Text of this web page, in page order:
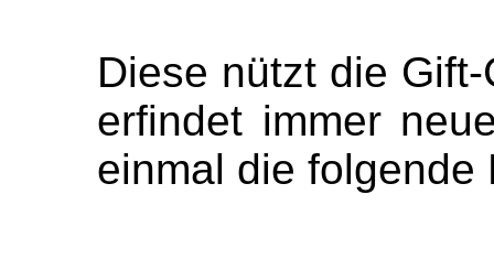
Diese nützt die
erfindet immer
einmal die folgende